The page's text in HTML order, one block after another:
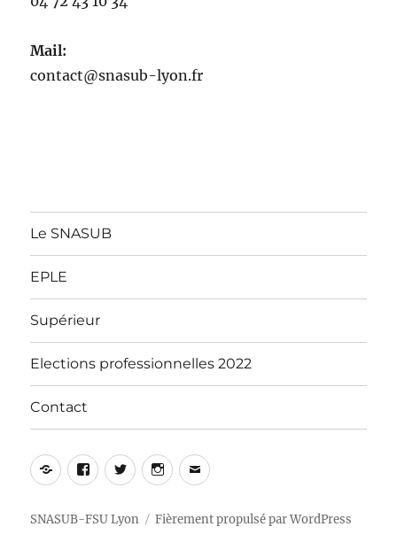
Mail:
contact@snasub-lyon.fr
Le SNASUB
EPLE
Supérieur
Elections professionnelles 2022
Contact
Yelp Facebook
TwitterInstagram
E-
SNASUB-FSU Lyon Fièrement propulsé par WordPress